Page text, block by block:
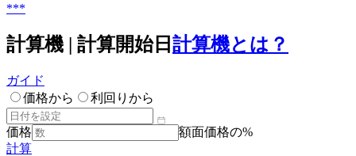
***
計算機 | 計算開始日 計算機とは？
ガイド
価格から
利回りから
価格
額面価格の%
計算